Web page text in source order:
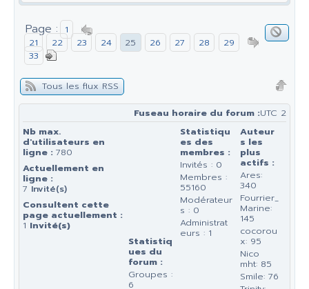
Page :
1
21
22 23 24 25 26 27 28
29
33
Tous les flux RSS
Fuseau horaire du forum :UTC 2
Nb max.
d'utilisateurs en
ligne : 780
Actuellement en
ligne :
7 Invité(s)
Consultent cette
page actuellement :
1 Invité(s)
Auteur
s les
plus
actifs :
Ares:
340
Fourrier_
Marine:
145
cocorou
x: 95
Nico
mht: 85
Smile: 76
Statistiqu
es des
membres :
Invités : 0
Membres :
55160
Modérateur
s : 0
Administrat
eurs : 1
Statistiq
ues du
forum :
Groupes :
6